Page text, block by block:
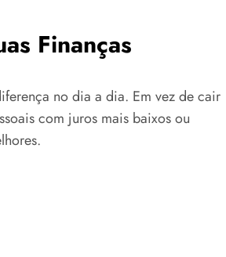
Finanças
no dia a dia. Em vez de cair
com juros mais baixos ou